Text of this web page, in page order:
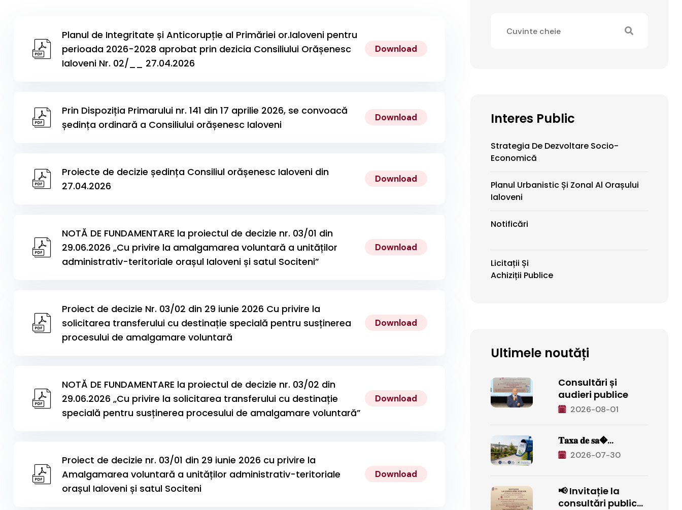
Planul de Integritate și Anticorupție al Primăriei or.Ialoveni pentru
perioada 2026-2028 aprobat prin dezicia Consiliului Orășenesc
Ialoveni Nr. 02/__ 27.04.2026
Download
Prin Dispoziția Primarului nr. 141 din 17 aprilie 2026, se convoacă
ședința ordinară a Consiliului orășenesc Ialoveni
Download
Proiecte de decizie ședința Consiliul orășenesc Ialoveni din
27.04.2026
Download
NOTĂ DE FUNDAMENTARE la proiectul de decizie nr. 03/01 din
29.06.2026 „Cu privire la amalgamarea voluntară a unităților
administrativ-teritoriale orașul Ialoveni și satul Sociteni”
Download
Proiect de decizie Nr. 03/02 din 29 iunie 2026 Cu privire la
solicitarea transferului cu destinație specială pentru susținerea
procesului de amalgamare voluntară
Download
NOTĂ DE FUNDAMENTARE la proiectul de decizie nr. 03/02 din
29.06.2026 „Cu privire la solicitarea transferului cu destinație
specială pentru susținerea procesului de amalgamare voluntară”
Download
Proiect de decizie nr. 03/01 din 29 iunie 2026 cu privire la
Amalgamarea voluntară a unităților administrativ-teritoriale
orașul Ialoveni și satul Sociteni
Download
Interes Public
Strategia De Dezvoltare Socio-
Economică
Planul Urbanistic Și Zonal Al Orașului
Ialoveni
Notificări
Licitații Și
Achiziții Publice
Ultimele noutăți
Consultări și
audieri publice
2026-08-01
𝐓𝐚𝐱𝐚 𝐝𝐞 𝐬𝐚�...
2026-07-30
📢 Invitație la
consultări public...